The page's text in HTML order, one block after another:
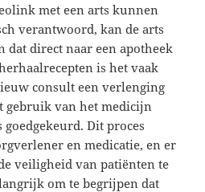
met een arts kunnen
verantwoord, kan de arts
dat direct naar een apotheek
is het vaak
consult een verlenging
gebruik van het medicijn
Dit proces
en medicatie, en er
veiligheid van patiënten te
om te begrijpen dat